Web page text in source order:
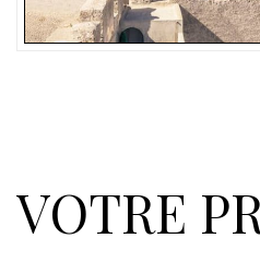
VOTRE